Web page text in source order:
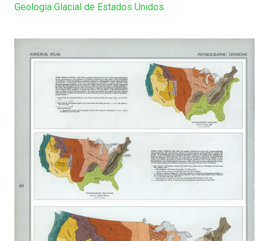
Geologia Glacial de Estados Unidos